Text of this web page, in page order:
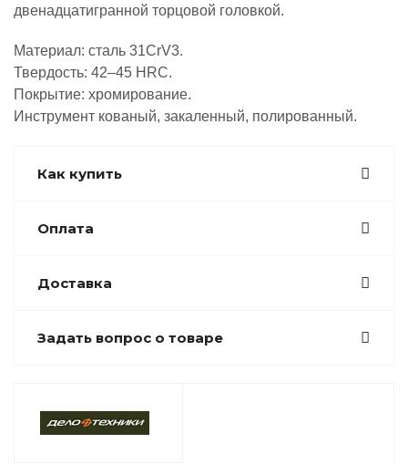
двенадцатигранной торцовой головкой.
Материал: сталь 31CrV3.
Твердость: 42–45 HRC.
Покрытие: хромирование.
Инструмент кованый, закаленный, полированный.
Как купить
Оплата
Доставка
Задать вопрос о товаре